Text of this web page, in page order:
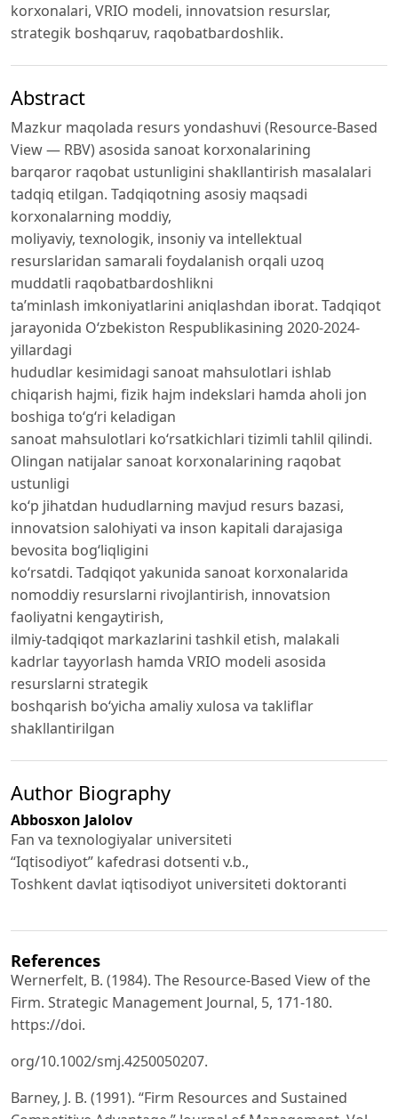
korxonalari, VRIO modeli, innovatsion resurslar,
strategik boshqaruv, raqobatbardoshlik.
Abstract
Mazkur maqolada resurs yondashuvi (Resource-Based
View — RBV) asosida sanoat korxonalarining
barqaror raqobat ustunligini shakllantirish masalalari
tadqiq etilgan. Tadqiqotning asosiy maqsadi
korxonalarning moddiy,
moliyaviy, texnologik, insoniy va intellektual
resurslaridan samarali foydalanish orqali uzoq
muddatli raqobatbardoshlikni
taʼminlash imkoniyatlarini aniqlashdan iborat. Tadqiqot
jarayonida Oʻzbekiston Respublikasining 2020-2024-
yillardagi
hududlar kesimidagi sanoat mahsulotlari ishlab
chiqarish hajmi, fizik hajm indekslari hamda aholi jon
boshiga toʻgʻri keladigan
sanoat mahsulotlari koʻrsatkichlari tizimli tahlil qilindi.
Olingan natijalar sanoat korxonalarining raqobat
ustunligi
koʻp jihatdan hududlarning mavjud resurs bazasi,
innovatsion salohiyati va inson kapitali darajasiga
bevosita bogʻliqligini
koʻrsatdi. Tadqiqot yakunida sanoat korxonalarida
nomoddiy resurslarni rivojlantirish, innovatsion
faoliyatni kengaytirish,
ilmiy-tadqiqot markazlarini tashkil etish, malakali
kadrlar tayyorlash hamda VRIO modeli asosida
resurslarni strategik
boshqarish boʻyicha amaliy xulosa va takliflar
shakllantirilgan
Author Biography
Abbosxon Jalolov
Fan va texnologiyalar universiteti
“Iqtisodiyot” kafedrasi dotsenti v.b.,
Toshkent davlat iqtisodiyot universiteti doktoranti
References
Wernerfelt, B. (1984). The Resource-Based View of the
Firm. Strategic Management Journal, 5, 171-180.
https://doi.
org/10.1002/smj.4250050207.
Barney, J. B. (1991). “Firm Resources and Sustained